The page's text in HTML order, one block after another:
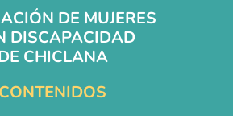
DE MUJERES
DISCAPACIDAD
CHICLANA
CONTENIDOS